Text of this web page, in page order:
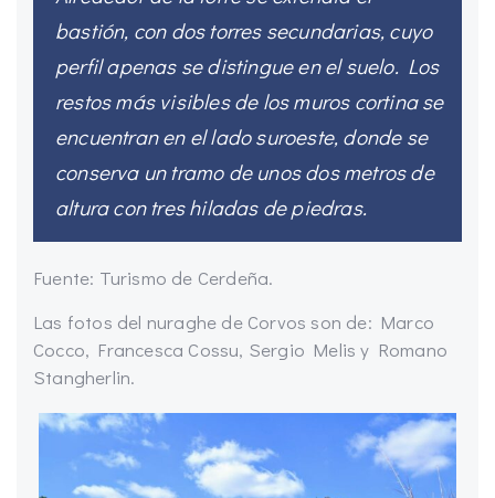
bastión, con dos torres secundarias, cuyo
perfil apenas se distingue en el suelo. Los
restos más visibles de los muros cortina se
encuentran en el lado suroeste, donde se
conserva un tramo de unos dos metros de
altura con tres hiladas de piedras.
Fuente: Turismo de Cerdeña.
Las fotos del nuraghe de Corvos son de: Marco
Cocco, Francesca Cossu, Sergio Melis y Romano
Stangherlin.